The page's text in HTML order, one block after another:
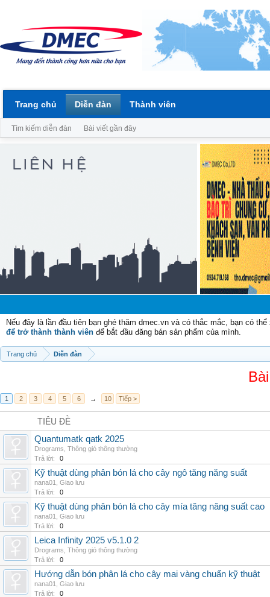
Nếu đây là lần đầu tiên bạn ghé thăm dmec.vn và có thắc mắc, bạn có
để trở thành thành viên để bắt đầu đăng bán sản phẩm của mình.
Trang chủ Diễn đàn
1 2 3 4 5 6 → 10 Tiếp >
TIÊU ĐỀ
Quantumatk qatk 2025
Drograms Thông gió thông thường
Trả lời:
0
Kỹ thuật dùng phân bón lá cho cây ngô tăng năng suất
nana01
Giao lưu
Trả lời:
0
Kỹ thuật dùng phân bón lá cho cây mía tăng năng suất cao
nana01
Giao lưu
Trả lời:
0
Leica Infinity 2025 v5.1.0 2
Drograms Thông gió thông thường
Trả lời:
0
Hướng dẫn bón phân lá cho cây mai vàng chuẩn kỹ thuật
nana01
Giao lưu
Trả lời:
0
Trang chủ Diễn đàn
Tìm kiếm diễn đàn Bài viết gần đây
Thành viên